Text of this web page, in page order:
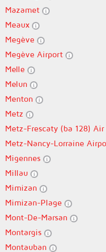
Mazamet
Meaux
Megève
Megève Airport
Melle
Melun
Menton
Metz
Metz-Frescaty (ba 128)
Metz-Nancy-Lorraine
Migennes
Millau
Mimizan
Mimizan-Plage
Mont-De-Marsan
Montargis
Montauban